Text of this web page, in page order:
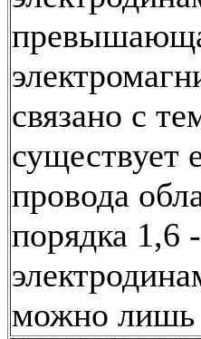
связано с
существует
провода
порядка 1,6
можно лишь